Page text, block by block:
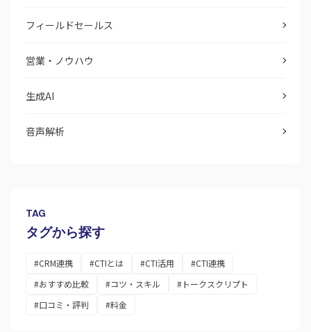
フィールドセールス
営業・ノウハウ
生成AI
音声解析
TAG
タグから探す
#CRM連携 #CTIとは #CTI活用
#CTI連携
#おすすめ比較
#コツ・スキル
#トークスクリプト
#口コミ・評判
#料金